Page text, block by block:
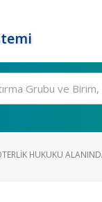
HUKUKU